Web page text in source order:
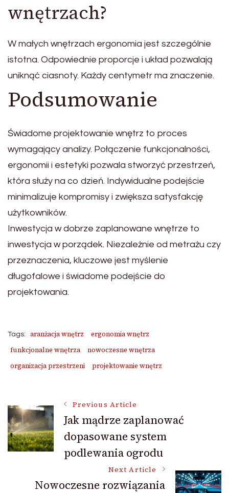
wnętrzach?
W małych wnętrzach ergonomia jest szczególnie
istotna. Odpowiednie proporcje i układ pozwalają
uniknąć ciasnoty. Każdy centymetr ma znaczenie.
Podsumowanie
Świadome projektowanie wnętrz to proces
wymagający analizy. Połączenie funkcjonalności,
ergonomii i estetyki pozwala stworzyć przestrzeń,
która służy na co dzień. Indywidualne podejście
minimalizuje kompromisy i zwiększa satysfakcję
użytkowników.
Inwestycja w dobrze zaplanowane wnętrze to
inwestycja w porządek. Niezależnie od metrażu czy
przeznaczenia, kluczowe jest myślenie
długofalowe i świadome podejście do
projektowania.
Tags: aranżacja wnętrz
ergonomia wnętrz
funkcjonalne wnętrza
nowoczesne wnętrza
organizacja przestrzeni
projektowanie wnętrz
Post
Navigation
Previous Article
Jak mądrze zaplanować
dopasowane system
podlewania ogrodu
Next Article
Nowoczesne rozwiązania